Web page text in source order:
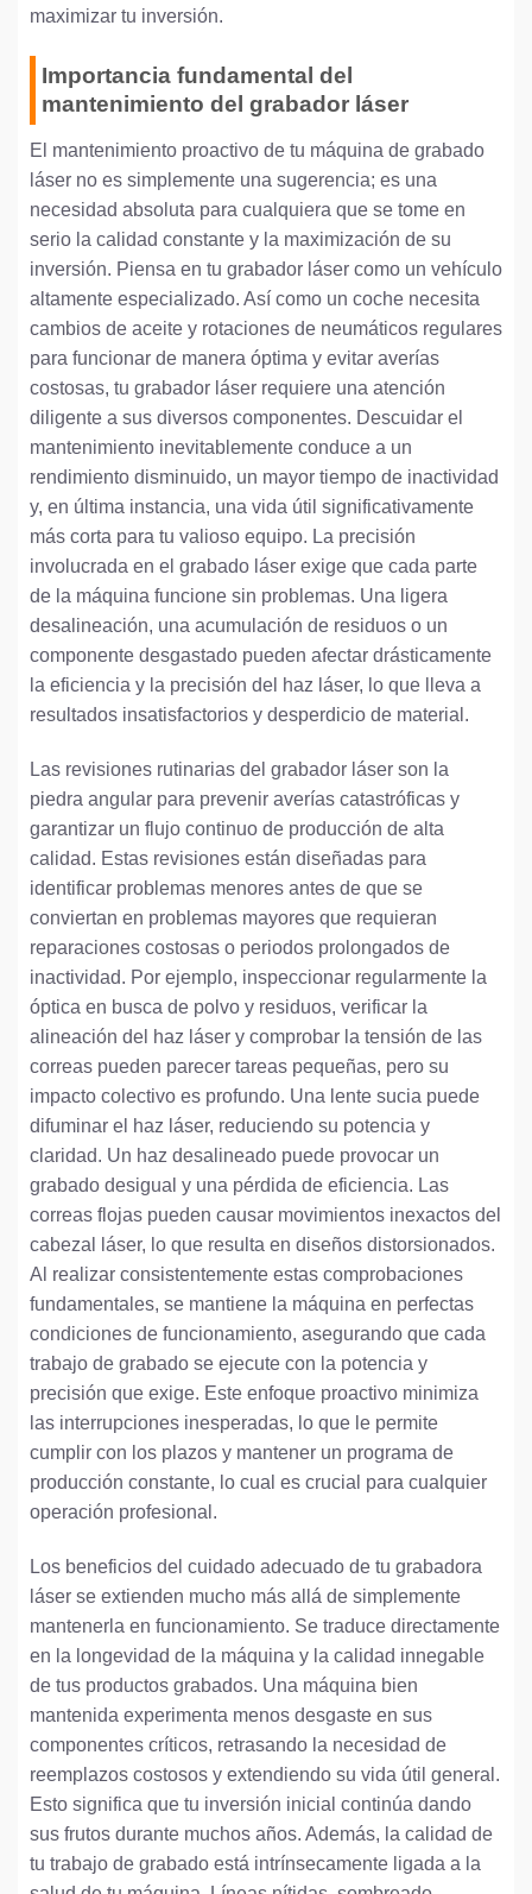
maximizar tu inversión.
Importancia fundamental del
mantenimiento del grabador láser
El mantenimiento proactivo de tu máquina de grabado
láser no es simplemente una sugerencia; es una
necesidad absoluta para cualquiera que se tome en
serio la calidad constante y la maximización de su
inversión. Piensa en tu grabador láser como un vehículo
altamente especializado. Así como un coche necesita
cambios de aceite y rotaciones de neumáticos regulares
para funcionar de manera óptima y evitar averías
costosas, tu grabador láser requiere una atención
diligente a sus diversos componentes. Descuidar el
mantenimiento inevitablemente conduce a un
rendimiento disminuido, un mayor tiempo de inactividad
y, en última instancia, una vida útil significativamente
más corta para tu valioso equipo. La precisión
involucrada en el grabado láser exige que cada parte
de la máquina funcione sin problemas. Una ligera
desalineación, una acumulación de residuos o un
componente desgastado pueden afectar drásticamente
la eficiencia y la precisión del haz láser, lo que lleva a
resultados insatisfactorios y desperdicio de material.
Las revisiones rutinarias del grabador láser son la
piedra angular para prevenir averías catastróficas y
garantizar un flujo continuo de producción de alta
calidad. Estas revisiones están diseñadas para
identificar problemas menores antes de que se
conviertan en problemas mayores que requieran
reparaciones costosas o periodos prolongados de
inactividad. Por ejemplo, inspeccionar regularmente la
óptica en busca de polvo y residuos, verificar la
alineación del haz láser y comprobar la tensión de las
correas pueden parecer tareas pequeñas, pero su
impacto colectivo es profundo. Una lente sucia puede
difuminar el haz láser, reduciendo su potencia y
claridad. Un haz desalineado puede provocar un
grabado desigual y una pérdida de eficiencia. Las
correas flojas pueden causar movimientos inexactos del
cabezal láser, lo que resulta en diseños distorsionados.
Al realizar consistentemente estas comprobaciones
fundamentales, se mantiene la máquina en perfectas
condiciones de funcionamiento, asegurando que cada
trabajo de grabado se ejecute con la potencia y
precisión que exige. Este enfoque proactivo minimiza
las interrupciones inesperadas, lo que le permite
cumplir con los plazos y mantener un programa de
producción constante, lo cual es crucial para cualquier
operación profesional.
Los beneficios del cuidado adecuado de tu grabadora
láser se extienden mucho más allá de simplemente
mantenerla en funcionamiento. Se traduce directamente
en la longevidad de la máquina y la calidad innegable
de tus productos grabados. Una máquina bien
mantenida experimenta menos desgaste en sus
componentes críticos, retrasando la necesidad de
reemplazos costosos y extendiendo su vida útil general.
Esto significa que tu inversión inicial continúa dando
sus frutos durante muchos años. Además, la calidad de
tu trabajo de grabado está intrínsecamente ligada a la